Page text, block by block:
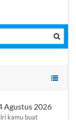
Agustus 2026
kamu buat